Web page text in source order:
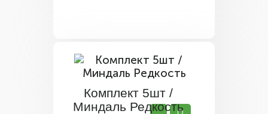
Комплект 5шт /
Миндаль Редкость